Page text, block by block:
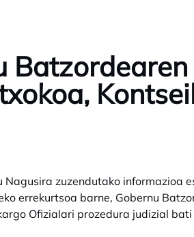
Batzordearen
zuzendutako informazioa
errekurtsoa barne, Gobernu
Ofizialari prozedura judizial bati